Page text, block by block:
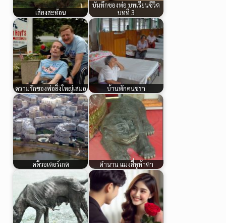
เสียงสะท้อน
บันทึกของพ่อ บทเรียนชีวิต
บทที่ 3
ความรักของพ่อยิ่งใหญ่เสมอ บ้านพักคนชรา
คดีวอเตอร์เกต ตำนาน แมงสี่หูห้าตา